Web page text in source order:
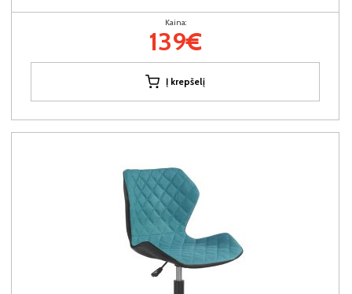
Kaina:
139€
Į krepšelį